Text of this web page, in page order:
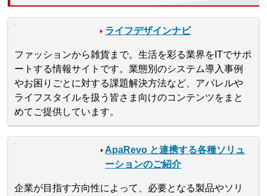
ライフデザインナビ
ファッションから雑貨まで。生活を彩る業界をITでサポ
ートする情報サイトです。業態別のシステム導入事例
やお困りごとに対する課題解決方法など、アパレルや
ライフスタイルを扱う皆さま向けのコンテンツをまと
めてご提供しています。
ApaRevo と連携する各種ソリュ
ーションのご紹介
企業が目指す方向性によって、必要となる製品やソリ